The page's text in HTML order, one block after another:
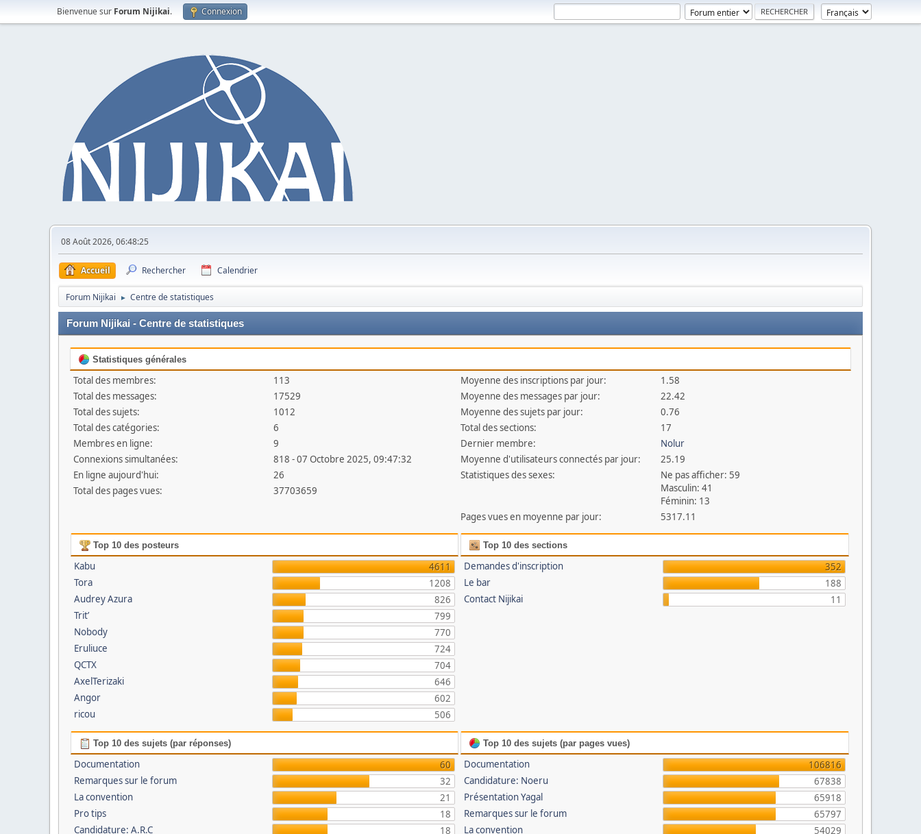
Bienvenue sur Forum Nijikai. Connexion
08 Août 2026, 06:48:25
Accueil Rechercher Calendrier
Forum Nijikai ► Centre de statistiques
Forum Nijikai - Centre de statistiques
Statistiques générales
Total des membres:
113
Total des messages:
17529
Total des sujets:
1012
Total des catégories:
6
Membres en ligne:
9
Connexions simultanées:
818 - 07 Octobre 2025, 09:47:32
En ligne aujourd'hui:
26
Total des pages vues:
37703659
Moyenne des inscriptions par jour:
1.58
Moyenne des messages par jour:
22.42
Moyenne des sujets par jour:
0.76
Total des sections:
17
Dernier membre:
Nolur
Moyenne d'utilisateurs connectés par jour:
25.19
Statistiques des sexes:
Ne pas afficher: 59
Masculin: 41
Féminin: 13
Pages vues en moyenne par jour:
5317.11
Top 10 des posteurs
Kabu
4611
Tora
1208
Audrey Azura
826
Trit’
799
Nobody
770
Eruliuce
724
QCTX
704
AxelTerizaki
646
Angor
602
ricou
506
Top 10 des sections
Demandes d'inscription
352
Le bar
188
Contact Nijikai
11
Top 10 des sujets (par réponses)
Documentation
60
Remarques sur le forum
32
La convention
21
Pro tips
18
Candidature: A.R.C
18
Top 10 des sujets (par pages vues)
Documentation
106816
Candidature: Noeru
67838
Présentation Yagal
65918
Remarques sur le forum
65797
La convention
54029